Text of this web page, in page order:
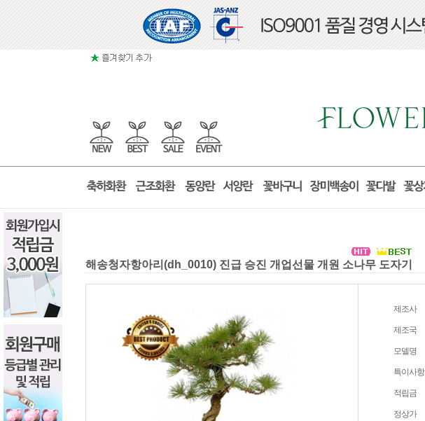
해송청자항아리(dh_0010) 진급 승진 개업선물 개원 소나무 도자기
제조사
제조국
모델명
특이사항
적립금
정상가